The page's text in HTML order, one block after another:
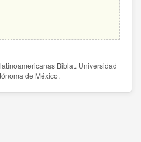
Biblat. Universidad
de México.